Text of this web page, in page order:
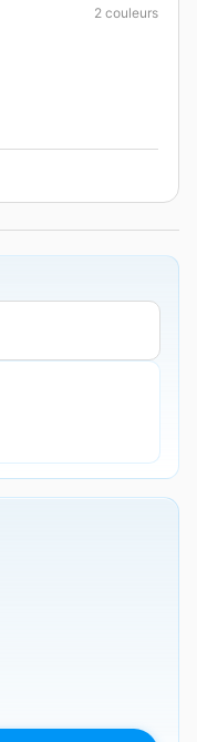
2 couleurs